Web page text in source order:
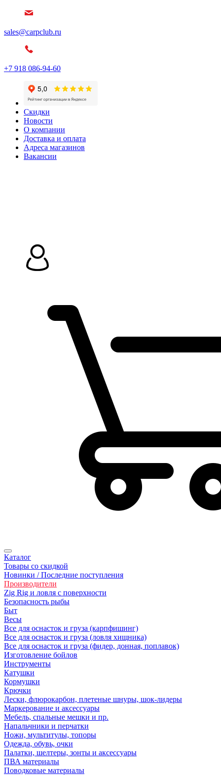
sales@carpclub.ru
+7 918 086-94-60
Скидки
Новости
О компании
Доставка и оплата
Адреса магазинов
Вакансии
Каталог
Товары со скидкой
Новинки / Последние поступления
Производители
Zig Rig и ловля с поверхности
Безoпасность рыбы
Быт
Весы
Все для оснасток и груза (карпфишинг)
Все для оснасток и груза (ловля хищника)
Все для оснасток и груза (фидер, донная, поплавок)
Изготовление бойлов
Инструменты
Катушки
Кормушки
Крючки
Лески, флюрокарбон, плетеные шнуры, шок-лидеры
Маркерование и аксессуары
Мебель, спальные мешки и пр.
Напальчники и перчатки
Ножи, мультитулы, топоры
Одежда, обувь, очки
Палатки, шелтеры, зонты и аксессуары
ПВА материалы
Поводковые материалы